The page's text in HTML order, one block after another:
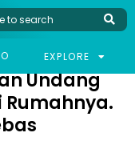
EXPLORE
CHEF TERKENAL MASAK DI
Undang
Rumahnya.